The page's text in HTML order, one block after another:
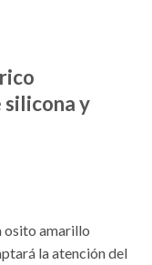
y
osito amarillo
la atención del